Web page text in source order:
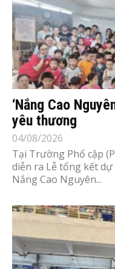
‘Nắng Cao
yêu thương
04/08/2026
Tại Trường Phổ cập
diễn ra Lễ tổng kết
Nắng Cao Nguyên...